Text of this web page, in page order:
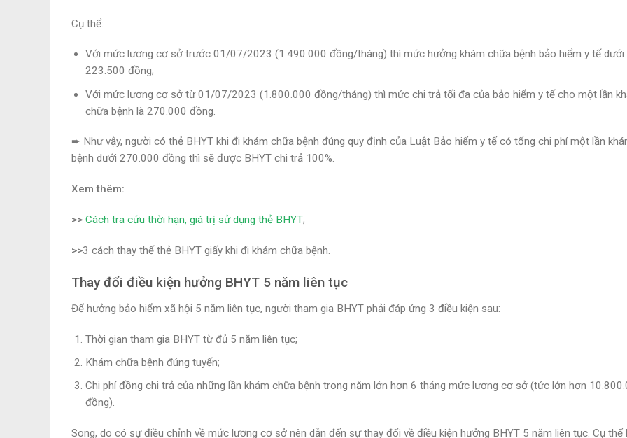
Cụ thể:
Với mức lương cơ sở trước 01/07/2023 (1.490.000 đồng/tháng) thì mức hưởng khám chữa bệnh bảo hiểm y tế dưới
223.500 đồng;
Với mức lương cơ sở từ 01/07/2023 (1.800.000 đồng/tháng) thì mức chi trả tối đa của bảo hiểm y tế cho một lần
chữa bệnh là 270.000 đồng.
➨ Như vậy, người có thẻ BHYT khi đi khám chữa bệnh đúng quy định của Luật Bảo hiểm y tế có tổng chi phí một lần
bệnh dưới 270.000 đồng thì sẽ được BHYT chi trả 100%.
Xem thêm:
>> Cách tra cứu thời hạn, giá trị sử dụng thẻ BHYT;
>>3 cách thay thế thẻ BHYT giấy khi đi khám chữa bệnh.
Thay đổi điều kiện hưởng BHYT 5 năm liên tục
Để hưởng bảo hiểm xã hội 5 năm liên tục, người tham gia BHYT phải đáp ứng 3 điều kiện sau:
Thời gian tham gia BHYT từ đủ 5 năm liên tục;
Khám chữa bệnh đúng tuyến;
Chi phí đồng chi trả của những lần khám chữa bệnh trong năm lớn hơn 6 tháng mức lương cơ sở (tức lớn hơn
đồng).
Song, do có sự điều chỉnh về mức lương cơ sở nên dẫn đến sự thay đổi về điều kiện hưởng BHYT 5 năm liên tục. Cụ thể